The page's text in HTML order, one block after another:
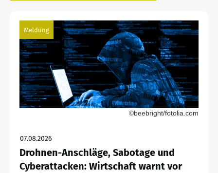
Meldung
©beebright/fotolia.com
07.08.2026
Drohnen-Anschläge, Sabotage und
Cyberattacken: Wirtschaft warnt vor